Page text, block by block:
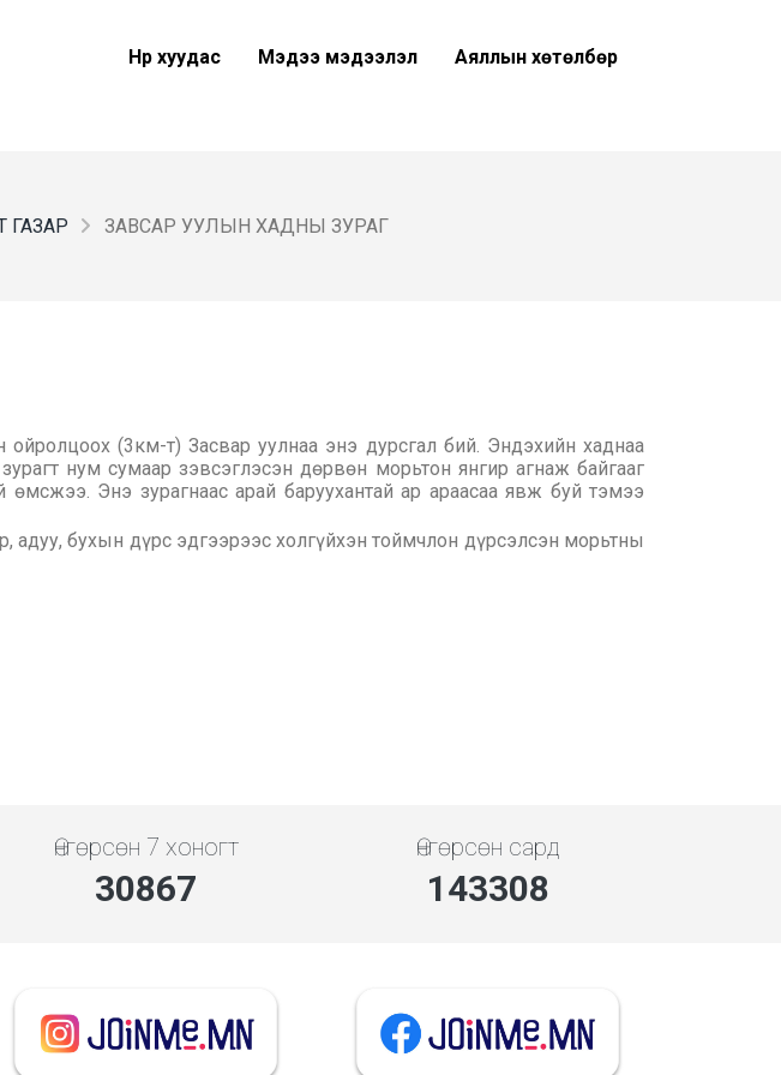
Нүүр хуудас Мэдээ мэдээлэл Аяллын хөтөлбөр
ГАЗАР ЗАВСАР УУЛЫН ХАДНЫ ЗУРАГ
(3км-т) Засвар уулнаа энэ дурсгал бий. Эндэхийн хаднаа
нум сумаар зэвсэглэсэн дөрвөн морьтон янгир агнаж байгааг
Энэ зурагнаас арай баруухантай ар араасаа явж буй тэмээ
адуу, бухын дүрс эдгээрээс холгүйхэн тоймчлон дүрсэлсэн морьтны
Өнгөрсөн 7 хоногт
30867
Өнгөрсөн сард
143308